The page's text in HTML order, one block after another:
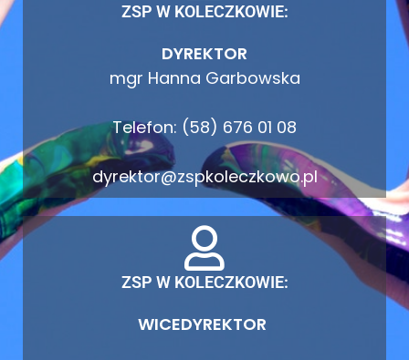
ZSP W KOLECZKOWIE:
DYREKTOR
mgr Hanna Garbowska
Telefon: (58) 676 01 08
dyrektor@zspkoleczkowo.pl
ZSP W KOLECZKOWIE:
WICEDYREKTOR